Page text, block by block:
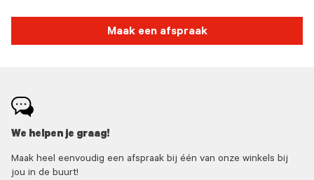
Maak een afspraak
We helpen je graag!
Maak heel eenvoudig een afspraak bij één van onze winkels bij
jou in de buurt!